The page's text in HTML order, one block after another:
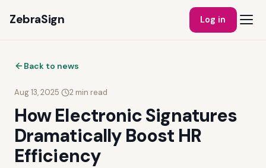
ZebraSign Log in
Back to news
Aug 13, 2025 2 min read
How Electronic Signatures
Dramatically Boost HR
Efficiency